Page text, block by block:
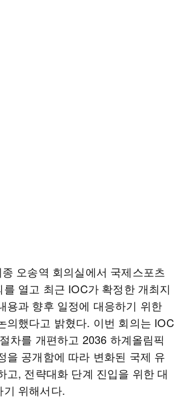
오송역 회의실에서 국제스포츠
열고 최근 IOC가 확정한 개최지
용과 향후 일정에 대응하기 위한
의했다고 밝혔다. 이번 회의는 IOC
차를 개편하고 2036 하계올림픽
을 공개함에 따라 변화된 국제 유
고, 전략대화 단계 진입을 위한 대
위해서다.